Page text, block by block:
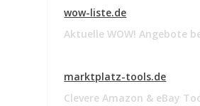
wow-liste.de
Aktuelle WOW! Angebote
marktplatz-tools.de
Clevere Amazon & eBay